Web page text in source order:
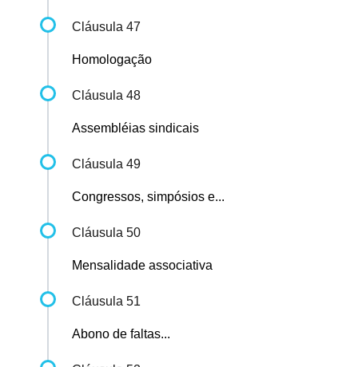
Cláusula 47
Homologação
Cláusula 48
Assembléias sindicais
Cláusula 49
Congressos, simpósios e...
Cláusula 50
Mensalidade associativa
Cláusula 51
Abono de faltas...